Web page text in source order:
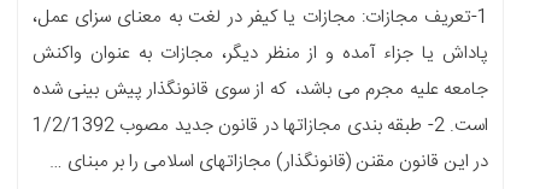
1-تعریف مجازات: مجازات یا کیفر در لغت به معنای سزای عمل،
پاداش یا جزاء آمده و از منظر دیگر، مجازات به عنوان واکنش
جامعه علیه مجرم می باشد، که از سوی قانونگذار پیش بینی شده
است. 2- طبقه بندی مجازاتها در قانون جدید مصوب 1/2/1392
در این قانون مقنن (قانونگذار) مجازاتهای اسلامی را بر مبنای …